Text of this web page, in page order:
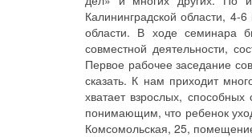
Калининградской области, 4-
области. В ходе семинара
совместной деятельности,
Первое рабочее заседание
сказать. К нам приходит
хватает взрослых,
понимающим, что ребенок
Комсомольская, 25,